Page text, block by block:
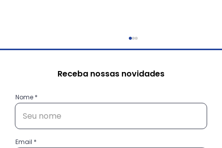
Receba nossas novidades
Nome
Email